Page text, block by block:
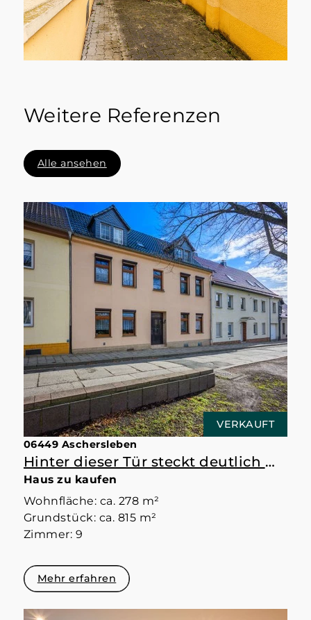
Weitere Referenzen
Alle ansehen
VERKAUFT
06449 Aschersleben
Hinter dieser Tür steckt deutlich mehr als erwartet
Haus zu kaufen
Wohnfläche: ca. 278 m²
Grundstück: ca. 815 m²
Zimmer: 9
Mehr erfahren